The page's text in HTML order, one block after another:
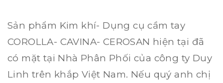
Sản phẩm Kim khí- Dụng cụ cầm tay
COROLLA- CAVINA- CEROSAN hiện tại đã
có mặt tại Nhà Phân Phối của công ty Duy
Linh trên khắp Việt Nam. Nếu quý anh chị